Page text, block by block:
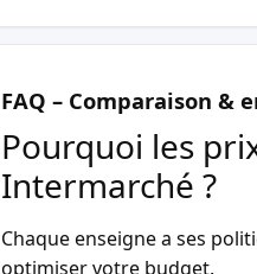
FAQ – Comparaison &
Pourquoi les
Intermarché ?
Chaque enseigne a ses
optimiser votre budget.